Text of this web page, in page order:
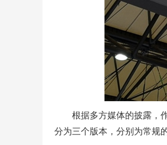
根据多方媒体的披露，作
分为三个版本，分别为常规